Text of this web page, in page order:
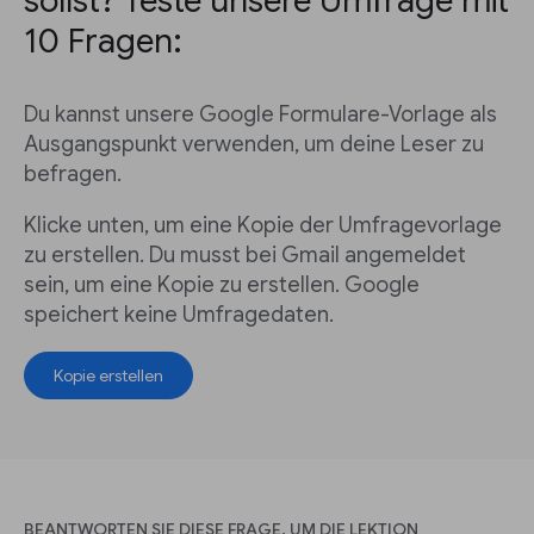
10 Fragen:
Du kannst unsere Google Formulare-Vorlage als
Ausgangspunkt verwenden, um deine Leser zu
befragen.
Klicke unten, um eine Kopie der Umfragevorlage
zu erstellen. Du musst bei Gmail angemeldet
sein, um eine Kopie zu erstellen. Google
speichert keine Umfragedaten.
Kopie erstellen